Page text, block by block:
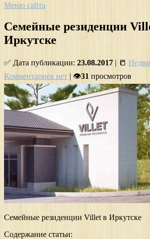
Меню сайта
Семейные резиденции
Иркутске
✅ Дата публикации: 23.08.2017 | 📒
Комментариев нет | 👁31 просмотров
Семейные резиденции Villet в Иркутске
Содержание статьи: